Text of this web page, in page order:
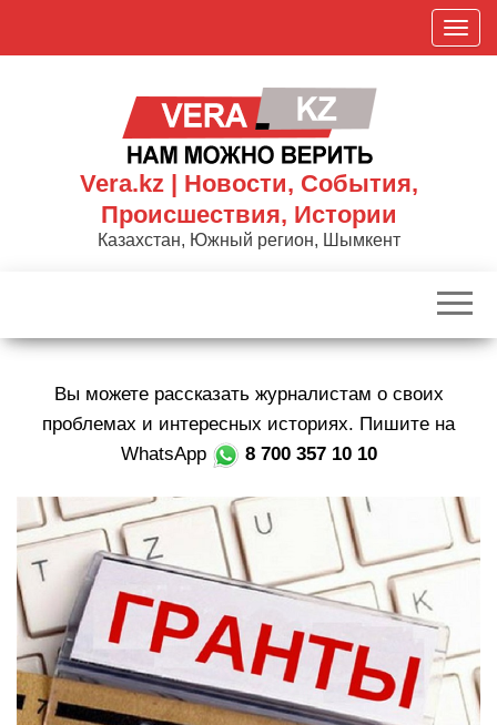
П
о
к
р
в
и
г
ю
Vera.kz | Новости, События,
Происшествия, Истории
Казахстан, Южный регион, Шымкент
Вы можете рассказать журналистам о своих
проблемах и интересных историях. Пишите на
WhatsApp
8 700 357 10 10